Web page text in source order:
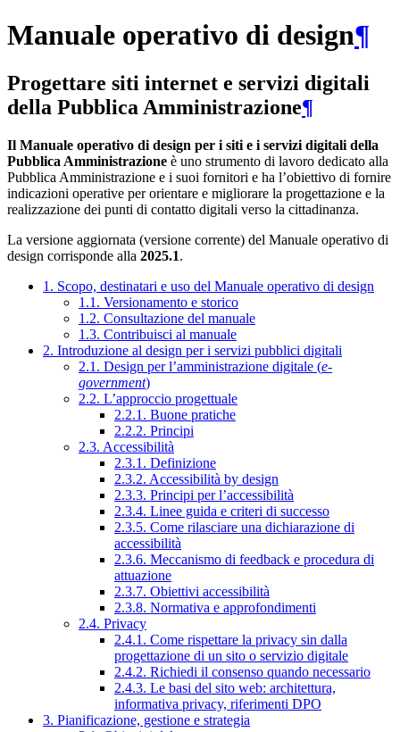
Manuale operativo di design¶
Progettare siti internet e servizi digitali
della Pubblica Amministrazione¶
Il Manuale operativo di design per i siti e i servizi digitali della
Pubblica Amministrazione è uno strumento di lavoro dedicato alla
Pubblica Amministrazione e i suoi fornitori e ha l’obiettivo di fornire
indicazioni operative per orientare e migliorare la progettazione e la
realizzazione dei punti di contatto digitali verso la cittadinanza.
La versione aggiornata (versione corrente) del Manuale operativo di
design corrisponde alla 2025.1.
1. Scopo, destinatari e uso del Manuale operativo di design
1.1. Versionamento e storico
1.2. Consultazione del manuale
1.3. Contribuisci al manuale
2. Introduzione al design per i servizi pubblici digitali
2.1. Design per l’amministrazione digitale (e-
government)
2.2. L’approccio progettuale
2.2.1. Buone pratiche
2.2.2. Principi
2.3. Accessibilità
2.3.1. Definizione
2.3.2. Accessibilità by design
2.3.3. Principi per l’accessibilità
2.3.4. Linee guida e criteri di successo
2.3.5. Come rilasciare una dichiarazione di
accessibilità
2.3.6. Meccanismo di feedback e procedura di
attuazione
2.3.7. Obiettivi accessibilità
2.3.8. Normativa e approfondimenti
2.4. Privacy
2.4.1. Come rispettare la privacy sin dalla
progettazione di un sito o servizio digitale
2.4.2. Richiedi il consenso quando necessario
2.4.3. Le basi del sito web: architettura,
informativa privacy, riferimenti DPO
3. Pianificazione, gestione e strategia